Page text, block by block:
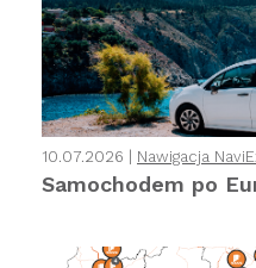
10.07.2026 | Nawigacja
Samochodem po